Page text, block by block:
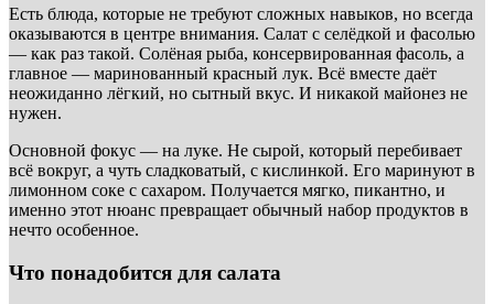
Есть блюда, которые не требуют сложных навыков, но всегда
оказываются в центре внимания. Салат с селёдкой и фасолью
— как раз такой. Солёная рыба, консервированная фасоль, а
главное — маринованный красный лук. Всё вместе даёт
неожиданно лёгкий, но сытный вкус. И никакой майонез не
нужен.
Основной фокус — на луке. Не сырой, который перебивает
всё вокруг, а чуть сладковатый, с кислинкой. Его маринуют в
лимонном соке с сахаром. Получается мягко, пикантно, и
именно этот нюанс превращает обычный набор продуктов в
нечто особенное.
Что понадобится для салата